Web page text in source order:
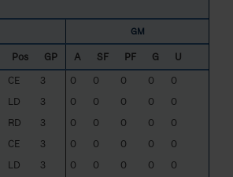
GM
Pos GP A SF PF G
U
CE 3 0 0 0 0
0
LD 3 0 0 0 0
0
RD 3 0 0 0 0
0
CE 3 0 0 0 0
0
LD 3 0 0 0 0
0